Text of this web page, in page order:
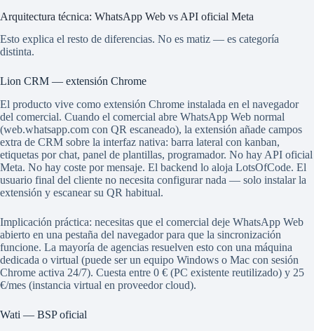
Arquitectura técnica: WhatsApp Web vs API oficial Meta
Esto explica el resto de diferencias. No es matiz — es categoría
distinta.
Lion CRM — extensión Chrome
El producto vive como extensión Chrome instalada en el navegador
del comercial. Cuando el comercial abre WhatsApp Web normal
(web.whatsapp.com con QR escaneado), la extensión añade campos
extra de CRM sobre la interfaz nativa: barra lateral con kanban,
etiquetas por chat, panel de plantillas, programador. No hay API oficial
Meta. No hay coste por mensaje. El backend lo aloja LotsOfCode. El
usuario final del cliente no necesita configurar nada — solo instalar la
extensión y escanear su QR habitual.
Implicación práctica: necesitas que el comercial deje WhatsApp Web
abierto en una pestaña del navegador para que la sincronización
funcione. La mayoría de agencias resuelven esto con una máquina
dedicada o virtual (puede ser un equipo Windows o Mac con sesión
Chrome activa 24/7). Cuesta entre 0 € (PC existente reutilizado) y 25
€/mes (instancia virtual en proveedor cloud).
Wati — BSP oficial